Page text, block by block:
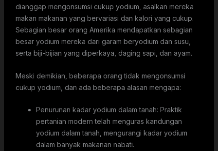
dianggap mengonsumsi cukup yodium, asalkan mereka
makan makanan yang bervariasi dan kalori yang cukup.
Sebagian besar orang Amerika mendapatkan sebagian
besar yodium mereka dari garam beryodium dan susu,
serta biji-bijian yang diperkaya, daging sapi, dan ayam.
Meski demikian, beberapa orang tidak mengonsumsi
cukup yodium, dan ada beberapa alasan mengapa:
Penurunan kadar yodium dalam tanah: Praktik
pertanian modern telah menguras kandungan
yodium dalam tanah, mengurangi kadar yodium
dalam banyak makanan nabati.